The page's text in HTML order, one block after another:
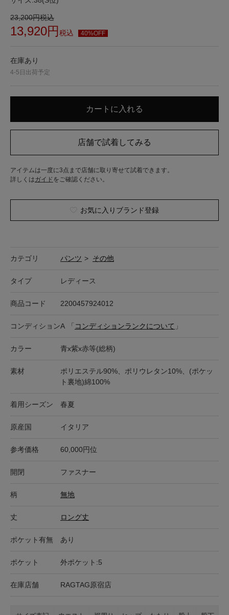
23,200円税込
13,920円税込 40%OFF
在庫あり
4-5日出荷予定
アイテムは一度に3点まで店舗に取り寄せて試着できます。
詳しくはガイド をご確認ください。
お気に入りブランド登録
カテゴリ パンツ > その他
タイプ レディース
商品コード 2200457924012
コンディションA 「 コンディションランクについて 」
カラー 青x紫x赤等(総柄)
素材
ポリエステル90%、ポリウレタン10%、(ポケッ
ト裏地)綿100%
着用シーズン 春夏
原産国 イタリア
参考価格 60,000円位
開閉 ファスナー
柄 無地
丈 ロング丈
ポケット有無 あり
ポケット 外ポケット:5
在庫店舗 RAGTAG原宿店